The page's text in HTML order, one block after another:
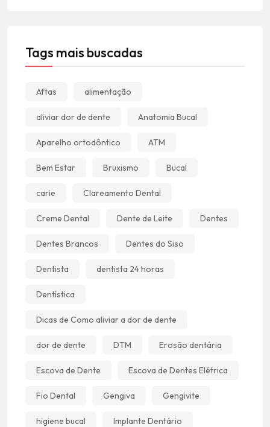
Tags mais buscadas
Aftas alimentação
aliviar dor de dente Anatomia Bucal
Aparelho ortodôntico ATM
Bem Estar Bruxismo Bucal
carie Clareamento Dental
Creme Dental Dente de Leite Dentes
Dentes Brancos Dentes do Siso
Dentista dentista 24 horas
Dentística
Dicas de Como aliviar a dor de dente
dor de dente DTM Erosão dentária
Escova de Dente Escova de Dentes Elétrica
Fio Dental Gengiva Gengivite
higiene bucal Implante Dentário